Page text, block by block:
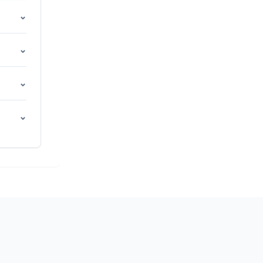
⌄
⌄
⌄
⌄